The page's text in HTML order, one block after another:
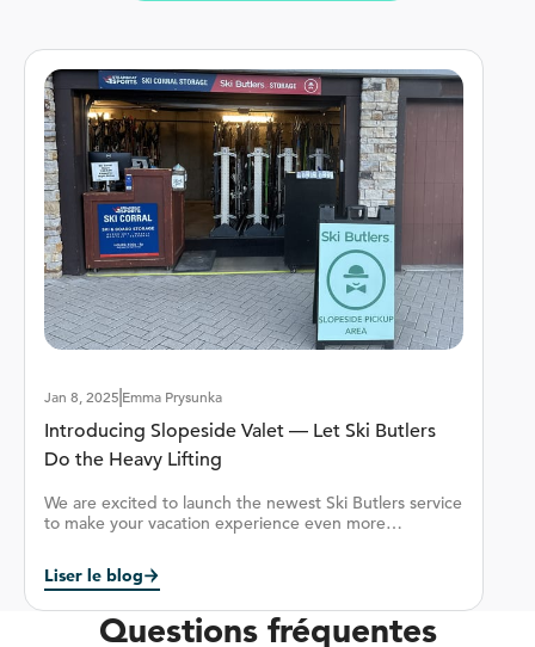
Advanced–Expert freeriders
Experience
Beginner
Advanced
Terrain
Groomed
Plus d'info
Jan 8, 2025 Emma Prysunka
Introducing Slopeside Valet — Let Ski Butlers
Do the Heavy Lifting
We are excited to launch the newest Ski Butlers service
to make your vacation experience even more
in four Ski Butlers locations, Big Bear Mountain Resort,
Mammoth Mountain, Steamboat Ski Resort, and
Liser le blog
Questions fréquentes